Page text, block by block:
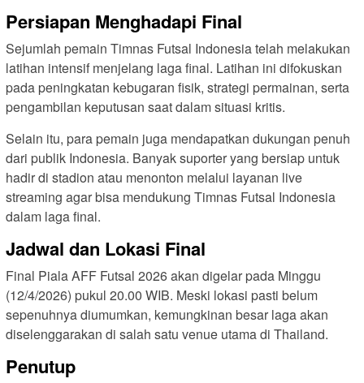
Persiapan Menghadapi Final
Sejumlah pemain Timnas Futsal Indonesia telah melakukan
latihan intensif menjelang laga final. Latihan ini difokuskan
pada peningkatan kebugaran fisik, strategi permainan, serta
pengambilan keputusan saat dalam situasi kritis.
Selain itu, para pemain juga mendapatkan dukungan penuh
dari publik Indonesia. Banyak suporter yang bersiap untuk
hadir di stadion atau menonton melalui layanan live
streaming agar bisa mendukung Timnas Futsal Indonesia
dalam laga final.
Jadwal dan Lokasi Final
Final Piala AFF Futsal 2026 akan digelar pada Minggu
(12/4/2026) pukul 20.00 WIB. Meski lokasi pasti belum
sepenuhnya diumumkan, kemungkinan besar laga akan
diselenggarakan di salah satu venue utama di Thailand.
Penutup